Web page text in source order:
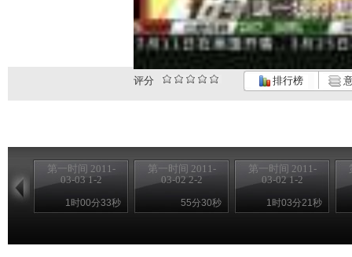
评分 排行榜
第一时间 2011-
03-03 1-2
1时00分33秒
第一时间 2011-
03-02 2-2
55分30秒
第一时间 2011-
03-02 1-2
1时03分21秒